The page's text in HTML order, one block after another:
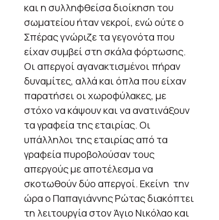
και η συλληφθείσα διοίκηση του
σωματείου ήταν νεκροί, ενώ ούτε ο
Σπέρας γνώριζε τα γεγονότα που
είχαν συμβεί στη σκάλα φόρτωσης.
Οι απεργοί αγανακτισμένοι πήραν
δυναμίτες, αλλά και όπλα που είχαν
παρατήσει οι χωροφύλακες, με
στόχο να κάψουν και να ανατινάξουν
τα γραφεία της εταιρίας. Οι
υπάλληλοι της εταιρίας από τα
γραφεία πυροβολούσαν τους
απεργούς με αποτέλεσμα να
σκοτωθούν δύο απεργοί. Εκείνη την
ώρα ο Παπαγιάννης Ρώτας διακόπτει
τη λειτουργία στον Άγιο Νικόλαο και